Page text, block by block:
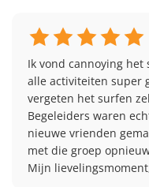
Ik vond cannoying
alle activiteiten super
vergeten het surfen
Begeleiders waren
nieuwe vrienden
met die groep
Mijn